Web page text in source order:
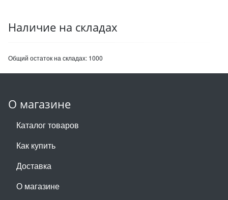
Наличие на складах
Общий остаток на складах: 1000
О магазине
Каталог товаров
Как купить
Доставка
О магазине